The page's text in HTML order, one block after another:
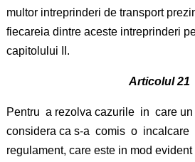
multor intreprinderi de transport
fiecareia dintre aceste intreprinderi
capitolului II.
Articolul 21
Pentru a rezolva cazurile in care
considera ca s-a comis o incalcare
regulament, care este in mod evident